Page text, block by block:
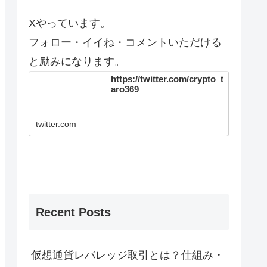
Xやっています。
フォロー・イイね・コメントいただける
と励みになります。
https://twitter.com/crypto_t
aro369
twitter.com
Recent Posts
仮想通貨レバレッジ取引とは？仕組み・